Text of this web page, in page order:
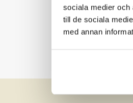
sociala medier och
till de sociala
med annan